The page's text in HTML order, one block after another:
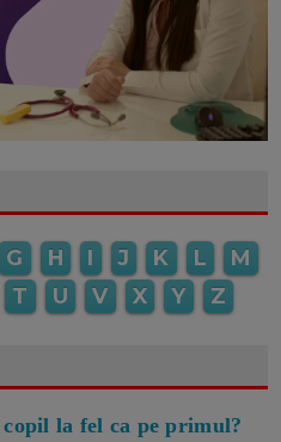
G H I J K L
M
T U V X Y Z
la fel ca pe primul?